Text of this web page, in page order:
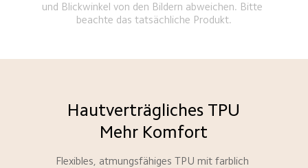
und Blickwinkel von den Bildern abweichen. Bitte
beachte das tatsächliche Produkt.
Hautverträgliches TPU
Mehr Komfort
Flexibles, atmungsfähiges TPU mit farblich